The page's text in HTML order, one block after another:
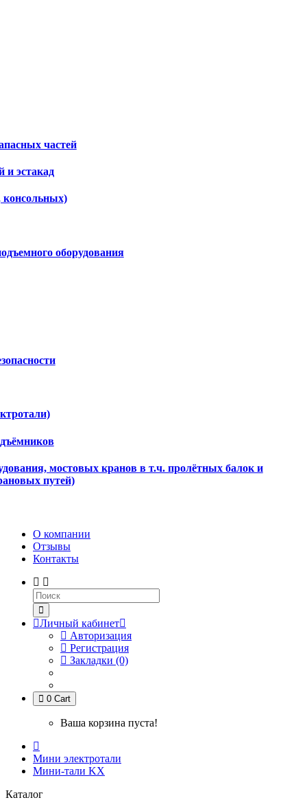
частей
и эстакад
консольных)
оборудования
мостовых кранов в т.ч. пролётных балок и
путей)
О компании
Отзывы
Контакты
Личный кабинет
Авторизация
Регистрация
Закладки (0)
0 Cart
Ваша корзина пуста!
Мини электротали
Мини-тали KX
Каталог